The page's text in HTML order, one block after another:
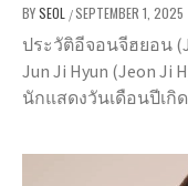
BYSEOL /SEPTEMBER 1, 2025
ประวัติอีจอนจีฮยอน
Jun Ji Hyun (Jeon
นักแสดงวันเดือนปีเกิด